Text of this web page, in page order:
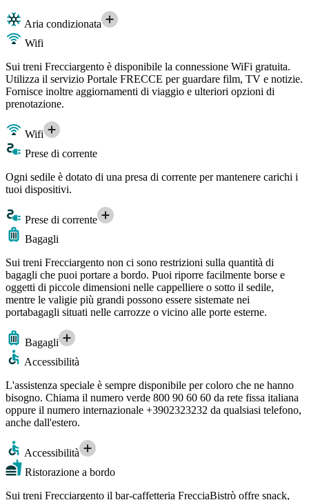
Aria condizionata
Wifi
Sui treni Frecciargento è disponibile la connessione WiFi gratuita.
Utilizza il servizio Portale FRECCE per guardare film, TV e notizie.
Fornisce inoltre aggiornamenti di viaggio e ulteriori opzioni di
prenotazione.
Wifi
Prese di corrente
Ogni sedile è dotato di una presa di corrente per mantenere carichi i
tuoi dispositivi.
Prese di corrente
Bagagli
Sui treni Frecciargento non ci sono restrizioni sulla quantità di
bagagli che puoi portare a bordo. Puoi riporre facilmente borse e
oggetti di piccole dimensioni nelle cappelliere o sotto il sedile,
mentre le valigie più grandi possono essere sistemate nei
portabagagli situati nelle carrozze o vicino alle porte esterne.
Bagagli
Accessibilità
L'assistenza speciale è sempre disponibile per coloro che ne hanno
bisogno. Chiama il numero verde 800 90 60 60 da rete fissa italiana
oppure il numero internazionale +3902323232 da qualsiasi telefono,
anche dall'estero.
Accessibilità
Ristorazione a bordo
Sui treni Frecciargento il bar-caffetteria FrecciaBistrò offre snack,